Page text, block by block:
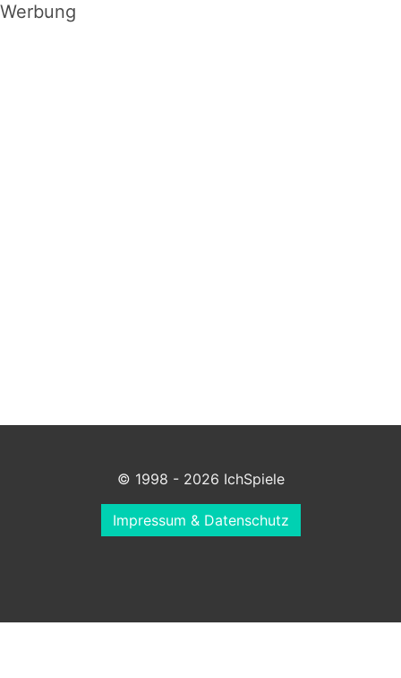
Werbung
© 1998 - 2026 IchSpiele
Impressum & Datenschutz